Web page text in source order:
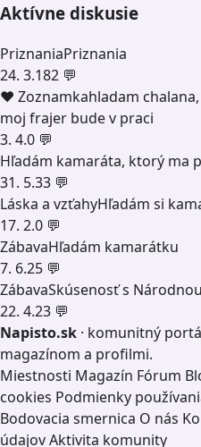
Aktívne diskusie
PriznaniaPriznania
24. 3.182 💬
❤️ Zoznamkahladam
moj frajer bude v praci
3. 4.0 💬
Hľadám kamaráta, ktorý ma
31. 5.33 💬
Láska a vzťahyHľadám si
17. 2.0 💬
ZábavaHľadám kamarátku
7. 6.25 💬
ZábavaSkúsenosť s
22. 4.23 💬
Napisto.sk · komunitný
magazínom a profilmi.
Miestnosti Magazín Fórum
cookies Podmienky
Bodovacia smernica O nás
údajovAktivita komunity